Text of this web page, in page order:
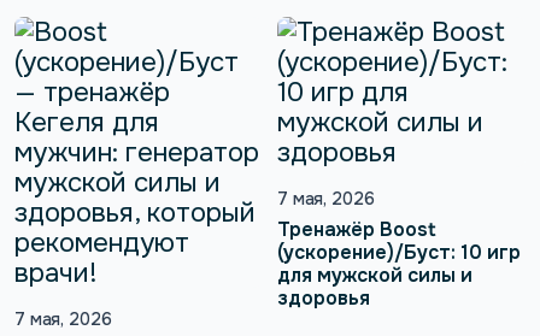
лабиопластику или
вагинопластику. Не повлияет
ли операция на
чувствительность? И можно
ли помочь организму
восстановиться быстрее?
Вместе с врачом-
гинекологом и хирургом
разбираем самые тревожные
вопросы, которые возникают
до и после интимной
Врач-гинеколог подробнее
расскажет о женской
сексуальности, а также о
тренажёре kGoal Boost
(ускорение)/Буст, который
помогает выполнять
упражнения Кегеля без
введения вагинального
зонда.
7 мая, 2026
7 мая, 2026
Тренажёр Boost
(ускорение)/Буст: 10 игр
для мужской силы и
здоровья